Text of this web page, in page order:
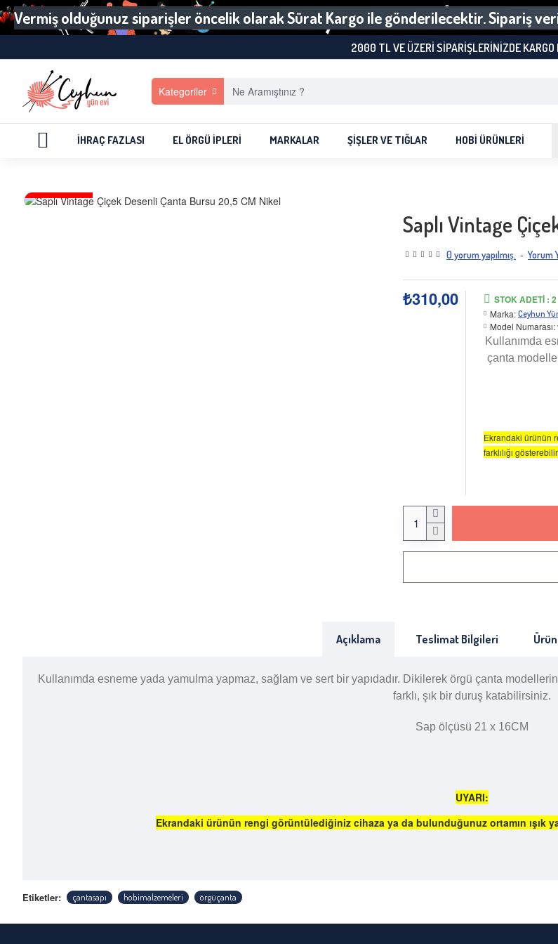
Vermiş olduğunuz siparişler öncelik olarak Sürat Kargo ile gönderilecektir. Sipariş
2000 TL VE ÜZERI SIPARIŞLERINIZDE KARGO
Kategoriler
İHRAÇ FAZLASI EL ÖRGÜ İPLERI MARKALAR ŞIŞLER VE TIĞLAR HOBI ÜRÜNLERI
Saplı Vintage
0 yorum yapılmış. - Yorum
₺310,00 STOK ADETI : 2
Marka: Ceyhun
Model Numarası:
Kullanımda
çanta
Ekrandaki ürünün
farklılığı gösterebilir.
Açıklama Teslimat Bilgileri
Kullanımda esneme yada yamulma yapmaz, sağlam ve sert bir yapıdadır. Dikilerek örgü çanta
farklı, şık bir duruş katabilirsiniz.
Sap ölçüsü 21 x 16CM
UYARI:
Ekrandaki ürünün rengi görüntülediğiniz cihaza ya da bulunduğunuz ortamın ışık
Etiketler: çantasapı hobimalzemeleri örgüçanta